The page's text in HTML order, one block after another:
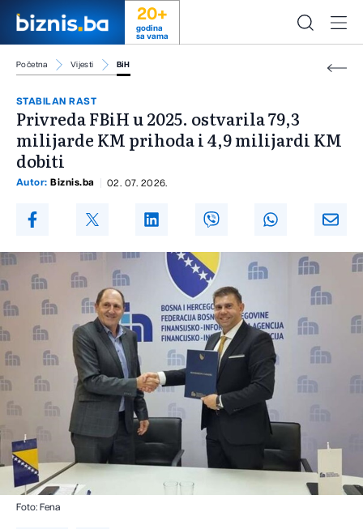
20+
godina
sa vama
Početna Vijesti BiH
STABILAN RAST
Privreda FBiH u 2025. ostvarila 79,3
milijarde KM prihoda i 4,9 milijardi KM
dobiti
Autor: Biznis.ba 02. 07. 2026.
Foto: Fena